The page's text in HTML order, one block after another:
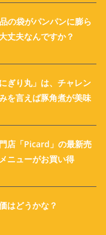
の袋がパンパンに膨ら
丈夫なんですか？
ぎり丸」は、チャレン
を言えば豚角煮が美味
店「Picard」の最新売
ニューがお買い得
はどうかな？